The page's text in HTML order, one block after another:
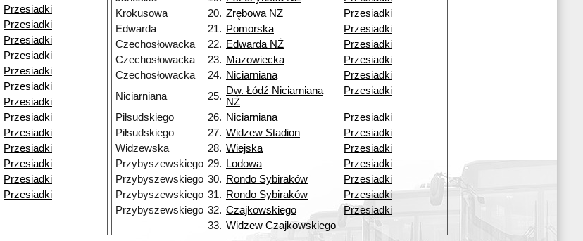
Przesiadki
Przesiadki
Przesiadki
Przesiadki
Przesiadki
Przesiadki
Przesiadki
Przesiadki
Przesiadki
Przesiadki
Przesiadki
Przesiadki
Przesiadki
Krokusowa
20. Zrębowa NŻ
Przesiadki
Edwarda
21. Pomorska
Przesiadki
Czechosłowacka
22. Edwarda NŻ
Przesiadki
Czechosłowacka
23. Mazowiecka
Przesiadki
Czechosłowacka
24. Niciarniana
Przesiadki
Niciarniana
25. Dw. Łódź Niciarniana
NŻ
Przesiadki
Piłsudskiego 26. Niciarniana
Przesiadki
Piłsudskiego
27. Widzew Stadion
Przesiadki
Widzewska
28. Wiejska
Przesiadki
Przybyszewskiego 29. Lodowa
Przesiadki
Przybyszewskiego 30. Rondo Sybiraków
Przesiadki
Przybyszewskiego 31. Rondo Sybiraków
Przesiadki
Przybyszewskiego 32. Czajkowskiego
Przesiadki
33. Widzew Czajkowskiego